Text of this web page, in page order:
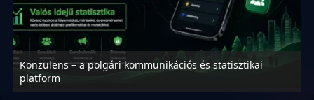
Konzulens – a polgári kommunikációs és statisztikai
platform